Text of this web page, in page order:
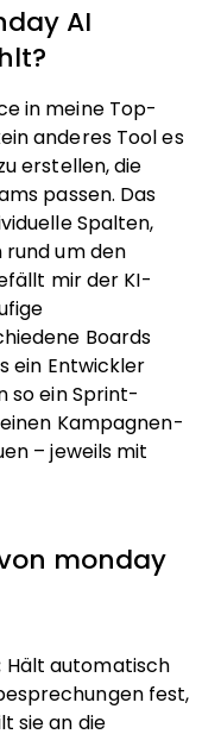
AI
in meine Top-
anderes Tool es
erstellen, die
passen. Das
Spalten,
rund um den
mir der KI-
Boards
ein Entwickler
so ein Sprint-
Kampagnen-
– jeweils mit
monday
Hält automatisch
fest,
sie an die